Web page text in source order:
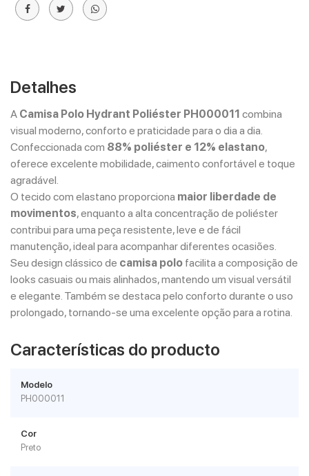
Detalhes
A Camisa Polo Hydrant Poliéster PH000011 combina
visual moderno, conforto e praticidade para o dia a dia.
Confeccionada com 88% poliéster e 12% elastano,
oferece excelente mobilidade, caimento confortável e toque
agradável.
O tecido com elastano proporciona maior liberdade de
movimentos, enquanto a alta concentração de poliéster
contribui para uma peça resistente, leve e de fácil
manutenção, ideal para acompanhar diferentes ocasiões.
Seu design clássico de camisa polo facilita a composição de
looks casuais ou mais alinhados, mantendo um visual versátil
e elegante. Também se destaca pelo conforto durante o uso
prolongado, tornando-se uma excelente opção para a rotina.
Características do producto
Modelo
PH000011
Cor
Preto